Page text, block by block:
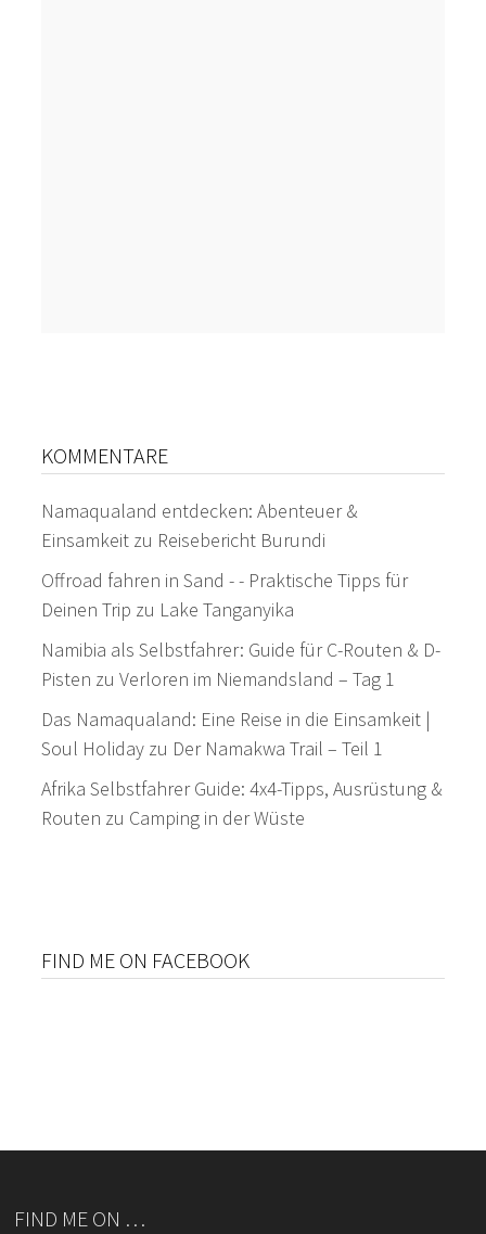
KOMMENTARE
Namaqualand entdecken: Abenteuer &
Einsamkeit zu Reisebericht Burundi
Offroad fahren in Sand - - Praktische Tipps für
Deinen Trip zu Lake Tanganyika
Namibia als Selbstfahrer: Guide für C-Routen & D-
Pisten zuVerloren im Niemandsland – Tag 1
Das Namaqualand: Eine Reise in die Einsamkeit |
Soul Holiday zu Der Namakwa Trail – Teil 1
Afrika Selbstfahrer Guide: 4x4-Tipps, Ausrüstung &
Routen zu Camping in der Wüste
FIND ME ON FACEBOOK
FIND ME ON …